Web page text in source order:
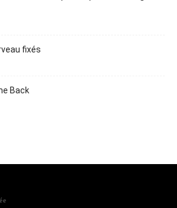
fixés
Back